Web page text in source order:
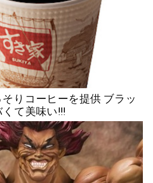
りコーヒーを提供 ブラッ
て美味い!!!